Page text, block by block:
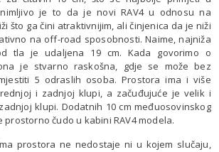
je to da je novi RAV4 u odnosu na
što ga čini atraktivnijim, ali činjenica da je niži
na off-road sposobnosti. Naime, najniža
tla je udaljena 19 cm. Kada govorimo o
je stvarno raskošna, gdje se može bez
5 odraslih osoba. Prostora ima i više
i zadnjoj klupi, a začuđujuće je velik i
klupi. Dodatnih 10 cm međuosovinskog
čudo u kabini RAV4 modela.
prostora ne nedostaje ni u kojem slučaju,